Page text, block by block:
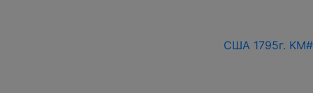
США 1795г.